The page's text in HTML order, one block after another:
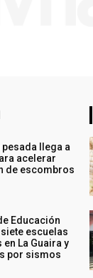
llega a
acelerar
de escombros
Educación
escuelas
La Guaira y
por sismos